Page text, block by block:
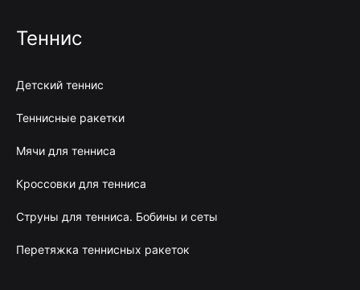
Теннис
Детский теннис
Теннисные ракетки
Мячи для тенниса
Кроссовки для тенниса
Струны для тенниса. Бобины и сеты
Перетяжка теннисных ракеток